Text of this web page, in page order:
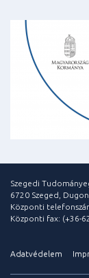
Szegedi
6720 Szeged,
Központi
Központi fax: (+36-
Adatvédelem